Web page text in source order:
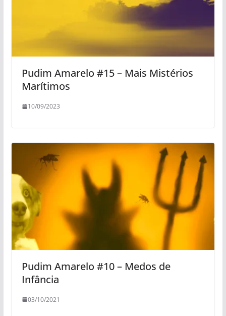
Pudim Amarelo #15 – Mais Mistérios
Marítimos
10/09/2023
Pudim Amarelo #10 – Medos de
Infância
03/10/2021